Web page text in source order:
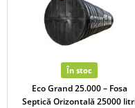
În stoc
Eco Grand 25.000 – Fosa
Septică Orizontală 25000